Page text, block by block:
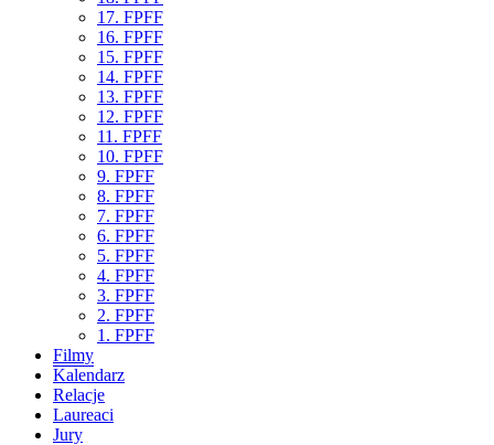
17. FPFF
16. FPFF
15. FPFF
14. FPFF
13. FPFF
12. FPFF
11. FPFF
10. FPFF
9. FPFF
8. FPFF
7. FPFF
6. FPFF
5. FPFF
4. FPFF
3. FPFF
2. FPFF
1. FPFF
Filmy
Kalendarz
Relacje
Laureaci
Jury